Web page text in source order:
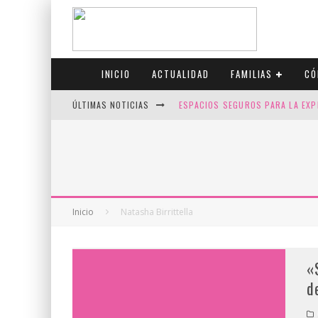
INICIO ACTUALIDAD FAMILIAS
ÚLTIMAS NOTICIAS ESPACIOS SEGUROS PARA LA
CANADÁ CELEBRA EL ORGULLO
Inicio Natasha Birrittella